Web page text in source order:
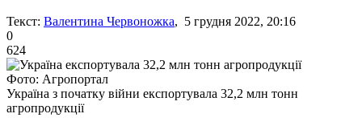
Текст: Валентина Червоножка, 5 грудня 2022, 20:16
0
624
Фото: Агропортал
Україна з початку війни експортувала 32,2 млн тонн
агропродукції